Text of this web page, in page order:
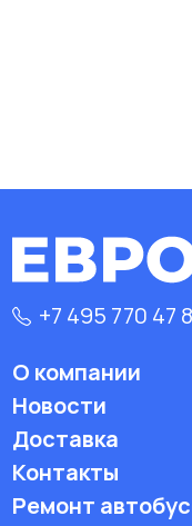
+7 495 770 47
О компании
Новости
Доставка
Контакты
Ремонт